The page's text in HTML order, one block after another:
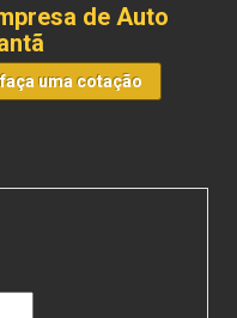
de Auto
faça uma cotação